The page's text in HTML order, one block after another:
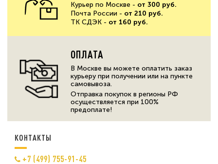
Курьер по Москве - от 300 руб.
Почта России - от 210 руб.
ТК СДЭК - от 160 руб.
ОПЛАТА
В Москве вы можете оплатить заказ
курьеру при получении или на пункте
самовывоза.
Отправка покупок в регионы РФ
осуществляется при 100%
предоплате!
КОНТАКТЫ
+7 (499) 755-91-45